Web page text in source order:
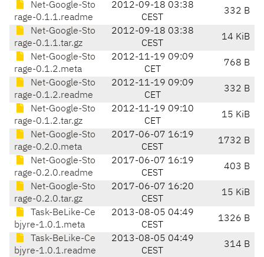
Net-Google-Sto
rage-0.1.1.readme
2012-09-18 03:38
CEST
332 B
Net-Google-Sto
rage-0.1.1.tar.gz
2012-09-18 03:38
CEST
14 KiB
Net-Google-Sto
rage-0.1.2.meta
2012-11-19 09:09
CET
768 B
Net-Google-Sto
rage-0.1.2.readme
2012-11-19 09:09
CET
332 B
Net-Google-Sto
rage-0.1.2.tar.gz
2012-11-19 09:10
CET
15 KiB
Net-Google-Sto
rage-0.2.0.meta
2017-06-07 16:19
CEST
1732 B
Net-Google-Sto
rage-0.2.0.readme
2017-06-07 16:19
CEST
403 B
Net-Google-Sto
rage-0.2.0.tar.gz
2017-06-07 16:20
CEST
15 KiB
Task-BeLike-Ce
bjyre-1.0.1.meta
2013-08-05 04:49
CEST
1326 B
Task-BeLike-Ce
bjyre-1.0.1.readme
2013-08-05 04:49
CEST
314 B